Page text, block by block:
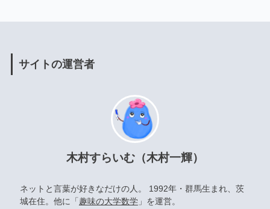
サイトの運営者
木村すらいむ（木村一輝）
ネットと言葉が好きなだけの人。 1992年・群馬生まれ、茨
城在住。他に「 趣味の大学数学」を運営。